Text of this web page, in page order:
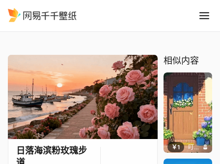
日落海滨粉玫瑰步
相似内容
￥1 叮叮当当